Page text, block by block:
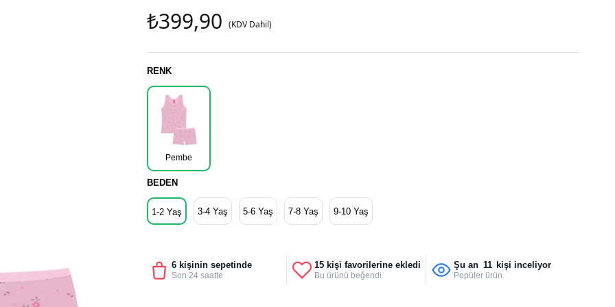
₺399,90 (KDV Dahil)
RENK
Pembe
BEDEN
1-2 Yaş 3-4 Yaş 5-6 Yaş 7-8 Yaş 9-10 Yaş
6 kişinin sepetinde
Son 24 saatte
15 kişi favorilerine ekledi
Bu ürünü beğendi
Şu an 11 kişi inceliyor
Popüler ürün